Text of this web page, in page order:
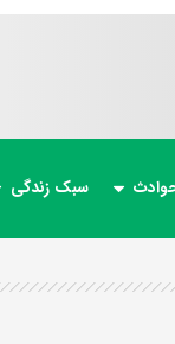
سبک زندگی